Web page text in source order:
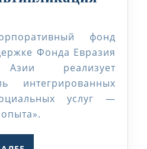
фонд
Фонда Евразия
Азии реализует
интегрированных
услуг —